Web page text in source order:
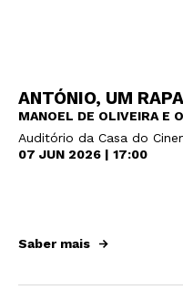
ANTÓNIO, UM
MANOEL DE OLIVEIRA E
Auditório da Casa do
07 JUN 2026 | 17:00
Saber mais